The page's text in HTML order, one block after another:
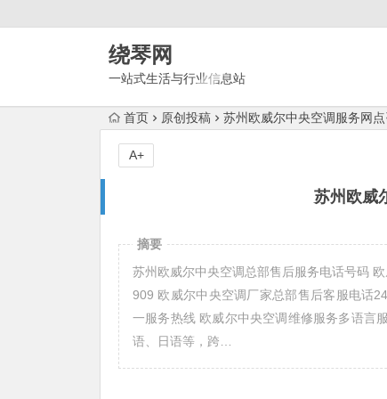
绕琴网
一站式生活与行业信息站
首页 原创投稿 苏州欧威尔中央空调服务网
苏州欧威
A+
摘要
苏州欧威尔中央空调总部售后服务电话号码
909 欧威尔中央空调厂家总部售后客服电话
一服务热线 欧威尔中央空调维修服务多语言
语、日语等，跨…